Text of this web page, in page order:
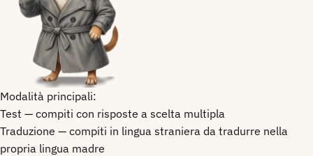
Modalità principali:
Test — compiti con risposte a scelta multipla
Traduzione — compiti in lingua straniera da tradurre nella
propria lingua madre